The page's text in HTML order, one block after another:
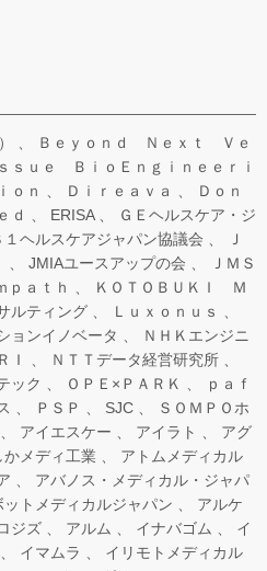
Ｂｅｙｏｎｄ Ｎｅｘｔ Ｖｅ
ｓｕｅ ＢｉｏＥｎｇｉｎｅｅｒｉ
ｏｎ Ｄｉｒｅａｖａ
Ｄｏｎ
ｄ ERISA
ＧＥヘルスケア・ジ
１ヘルスケアジャパン協議会
Ｊ
JMIAユースアップの会
ＪＭＳ
ｐａｔｈ
ＫＯＴＯＢＵＫＩ Ｍ
ルティング
Ｌｕｘｏｎｕｓ
ョンイノベータ
ＮＨＫエンジニ
Ｉ
ＮＴＴデータ経営研究所
ック ＯＰＥ×ＰＡＲＫ
ｐａｆ
ＰＳＰ SJC
ＳＯＭＰＯホ
アイエスケー アイラト
アグ
かメディ工業
アトムメディカル
アバノス・メディカル・ジャパ
ットメディカルジャパン
アルケ
ジズ アルム イナバゴム
イ
イマムラ
イリモトメディカル